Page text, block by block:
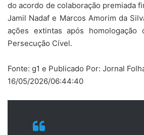
do acordo de colaboração premiada
Jamil Nadaf e Marcos Amorim da
ações extintas após homologação
Persecução Cível.
Fonte: g1 e Publicado Por: Jornal
16/05/2026/06:44:40